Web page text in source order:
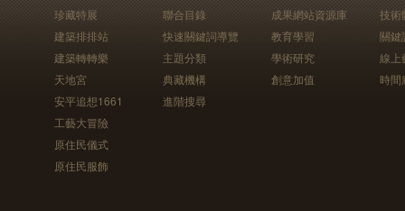
珍藏特展
建築排排站
建築轉轉樂
天地宮
安平追想1661
工藝大冒險
原住民儀式
原住民服飾
聯合目錄
快速關鍵詞導覽
主題分類
典藏機構
進階搜尋
成果網站資源庫
教育學習
學術研究
創意加值
技術
關鍵
線上
時間